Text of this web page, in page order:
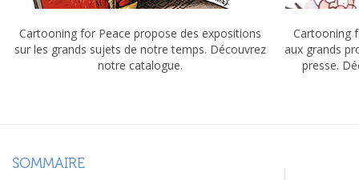
Cartooning for Peace propose des expositions
sur les grands sujets de notre temps. Découvrez
notre catalogue.
Cartooning
aux grands
presse.
SOMMAIRE